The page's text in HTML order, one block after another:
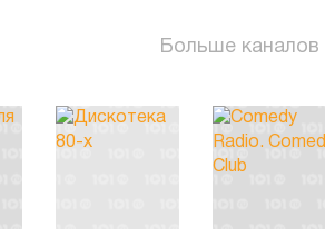
Больше каналов